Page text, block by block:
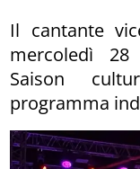
Il cantante
mercoledì
Saison
programma